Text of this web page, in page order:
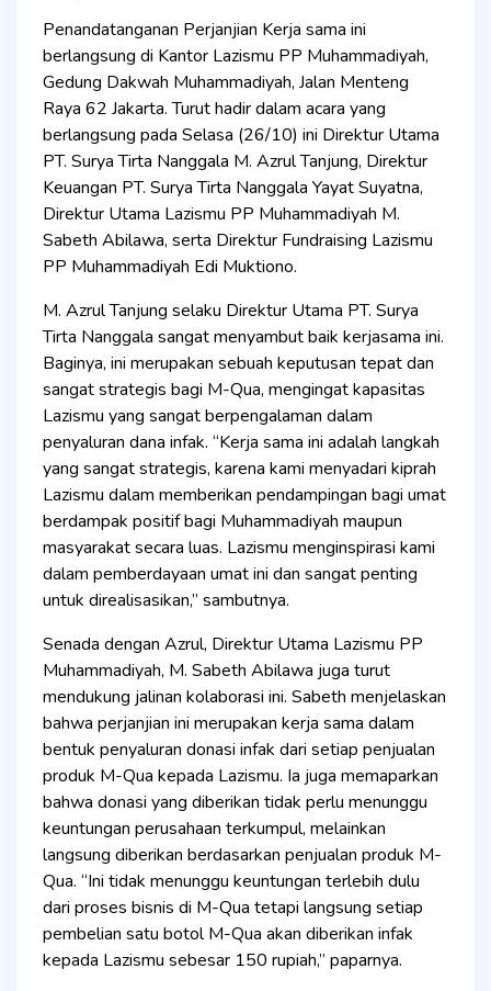
Penandatanganan Perjanjian Kerja sama ini
berlangsung di Kantor Lazismu PP Muhammadiyah,
Gedung Dakwah Muhammadiyah, Jalan Menteng
Raya 62 Jakarta. Turut hadir dalam acara yang
berlangsung pada Selasa (26/10) ini Direktur Utama
PT. Surya Tirta Nanggala M. Azrul Tanjung, Direktur
Keuangan PT. Surya Tirta Nanggala Yayat Suyatna,
Direktur Utama Lazismu PP Muhammadiyah M.
Sabeth Abilawa, serta Direktur Fundraising Lazismu
PP Muhammadiyah Edi Muktiono.
M. Azrul Tanjung selaku Direktur Utama PT. Surya
Tirta Nanggala sangat menyambut baik kerjasama ini.
Baginya, ini merupakan sebuah keputusan tepat dan
sangat strategis bagi M-Qua, mengingat kapasitas
Lazismu yang sangat berpengalaman dalam
penyaluran dana infak. “Kerja sama ini adalah langkah
yang sangat strategis, karena kami menyadari kiprah
Lazismu dalam memberikan pendampingan bagi umat
berdampak positif bagi Muhammadiyah maupun
masyarakat secara luas. Lazismu menginspirasi kami
dalam pemberdayaan umat ini dan sangat penting
untuk direalisasikan,” sambutnya.
Senada dengan Azrul, Direktur Utama Lazismu PP
Muhammadiyah, M. Sabeth Abilawa juga turut
mendukung jalinan kolaborasi ini. Sabeth menjelaskan
bahwa perjanjian ini merupakan kerja sama dalam
bentuk penyaluran donasi infak dari setiap penjualan
produk M-Qua kepada Lazismu. Ia juga memaparkan
bahwa donasi yang diberikan tidak perlu menunggu
keuntungan perusahaan terkumpul, melainkan
langsung diberikan berdasarkan penjualan produk M-
Qua. “Ini tidak menunggu keuntungan terlebih dulu
dari proses bisnis di M-Qua tetapi langsung setiap
pembelian satu botol M-Qua akan diberikan infak
kepada Lazismu sebesar 150 rupiah,” paparnya.